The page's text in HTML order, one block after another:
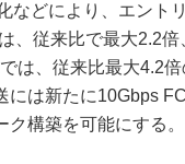
どにより、エント
、従来比で最大2.2
は、従来比最大4.2
は新たに10Gbps
構築を可能にする。